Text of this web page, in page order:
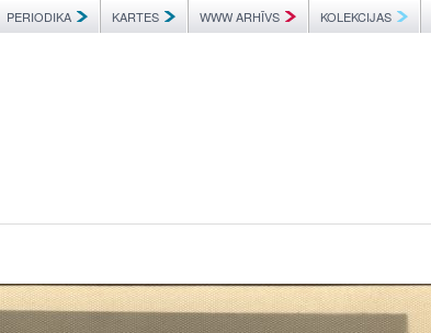
PERIODIKA KARTES WWW ARHĪVS KOLEKCIJAS